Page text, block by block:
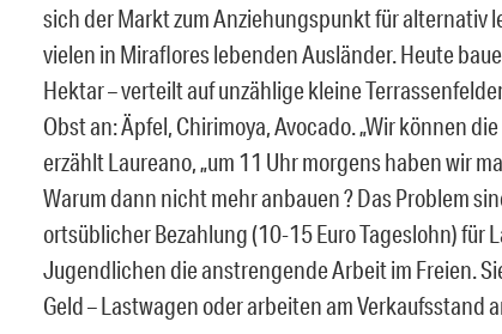
sich der Markt zum Anziehungspunkt für alternativ
vielen in Miraflores lebenden Ausländer. Heute
Hektar – verteilt auf unzählige kleine
Obst an: Äpfel, Chirimoya, Avocado. „Wir können
erzählt Laureano, „um 11 Uhr morgens haben wir
Warum dann nicht mehr anbauen ? Das Problem
ortsüblicher Bezahlung (10-15 Euro Tageslohn) für
Jugendlichen die anstrengende Arbeit im Freien.
Geld – Lastwagen oder arbeiten am Verkaufsstand